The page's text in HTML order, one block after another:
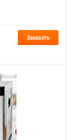
Заказать